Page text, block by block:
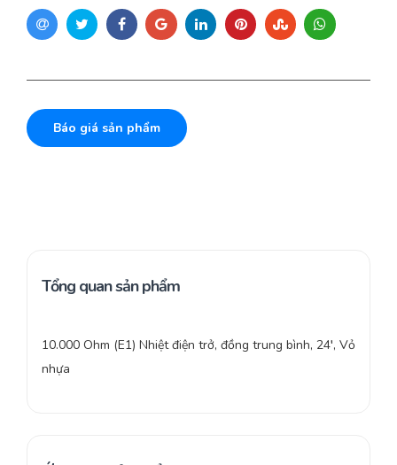
Báo giá sản phẩm
Tổng quan sản phẩm
10.000 Ohm (E1) Nhiệt điện trở, đồng trung bình, 24′, Vỏ
nhựa